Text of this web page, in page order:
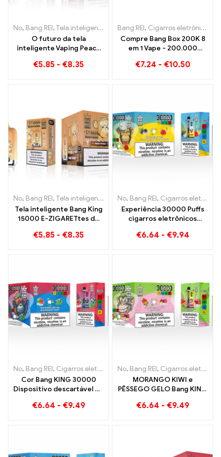
No, Bang REI, Tela inteligente Bang King 15000 Sopro ,Cigarros
O futuro da tela
inteligente Vaping Peach
Sopro
€5.85 - €8.35
Bang REI, Cigarros eletrônicos descartáveis
Compre Bang Box 200K 8
em 1 Vape - 200.000
€7.24 - €10.50
No, Bang REI, Tela inteligente Bang King 15000 Sopro ,Cigarros
Tela inteligente Bang King
15000 E-ZIGARETtes de
congelamento de pêssego
€5.85 - €8.35
No, Bang REI, Cigarros eletrônicos descartáveis ​​Lituânia
Experiência 30000 Puffs
cigarros eletrônicos
Blueberry Ice encontra
€6.64 - €9.94
No, Bang REI, Cigarros eletrônicos descartáveis ​​Lituânia ,Cigarros
Cor Bang KING 30000
Dispositivo descartável de
combinação perfeita de
€6.64 - €9.49
No, Bang REI, Cigarros eletrônicos descartáveis ​​Lituânia
MORANGO KIWI e
PÊSSEGO GELO Bang KING
eletrônico descartável
€6.64 - €9.49